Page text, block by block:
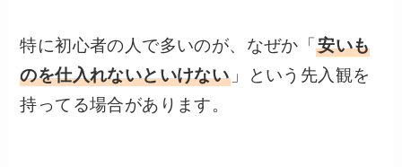
特に初心者の人で多いのが、なぜか「安いも
のを仕入れないといけない 」という先入観を
持ってる場合があります。